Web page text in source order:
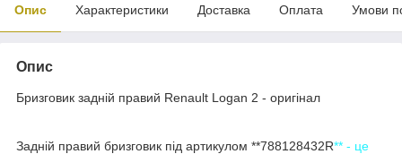
Опис Характеристики Доставка Оплата Умови
Опис
Бризговик задній правий Renault Logan 2 - оригінал
Задній правий бризговик під артикулом **788128432R** - це